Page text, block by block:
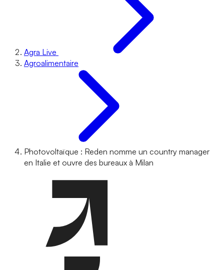
Agra Live
Agroalimentaire
Photovoltaïque : Reden nomme un country manager
en Italie et ouvre des bureaux à Milan